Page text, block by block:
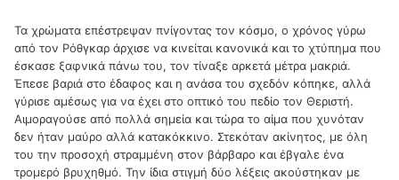
Τα χρώματα επέστρεψαν πνίγοντας τον κόσμο, ο χρόνος γύρω
από τον Ρόθγκαρ άρχισε να κινείται κανονικά και το χτύπημα που
έσκασε ξαφνικά πάνω του, τον τίναξε αρκετά μέτρα μακριά.
Έπεσε βαριά στο έδαφος και η ανάσα του σχεδόν κόπηκε, αλλά
γύρισε αμέσως για να έχει στο οπτικό του πεδίο τον Θεριστή.
Αιμοραγούσε από πολλά σημεία και τώρα το αίμα που χυνόταν
δεν ήταν μαύρο αλλά κατακόκκινο. Στεκόταν ακίνητος, με όλη
του την προσοχή στραμμένη στον βάρβαρο και έβγαλε ένα
τρομερό βρυχηθμό. Την ίδια στιγμή δύο λέξεις ακούστηκαν με